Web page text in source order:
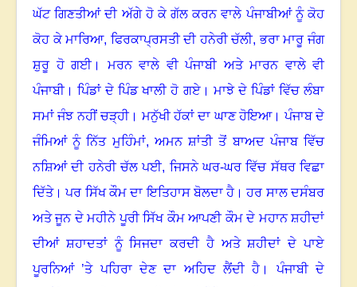
ਘੱਟ ਗਿਣਤੀਆਂ ਦੀ ਅੱਗੇ ਹੋ ਕੇ ਗੱਲ ਕਰਨ ਵਾਲੇ ਪੰਜਾਬੀਆਂ ਨੂੰ ਕੋਹ
ਕੋਹ ਕੇ ਮਾਰਿਆ, ਫਿਰਕਾਪ੍ਰਸਤੀ ਦੀ ਹਨੇਰੀ ਚੱਲੀ,ਭਰਾ ਮਾਰੂ ਜੰਗ
ਸ਼ੁਰੂ ਹੋ ਗਈ। ਮਰਨ ਵਾਲੇ ਵੀ ਪੰਜਾਬੀ ਅਤੇ ਮਾਰਨ ਵਾਲੇ ਵੀ
ਪੰਜਾਬੀ।ਪਿੰਡਾਂ ਦੇ ਪਿੰਡ ਖਾਲੀ ਹੋ ਗਏ। ਮਾਝੇ ਦੇ ਪਿੰਡਾਂ ਵਿੱਚ ਲੰਬਾ
ਸਮਾਂ ਜੰਝ ਨਹੀਂ ਚੜ੍ਹੀ। ਮਨੁੱਖੀ ਹੱਕਾਂ ਦਾ ਘਾਣ ਹੋਇਆ।ਪੰਜਾਬ ਦੇ
ਜੰਮਿਆਂ ਨੂੰ ਨਿੱਤ ਮੁਹਿੰਮਾਂ, ਅਮਨ ਸ਼ਾਂਤੀ ਤੋਂ ਬਾਅਦ ਪੰਜਾਬ ਵਿੱਚ
ਨਸ਼ਿਆਂ ਦੀ ਹਨੇਰੀ ਚੱਲ ਪਈ, ਜਿਸਨੇ ਘਰ-ਘਰ ਵਿੱਚ ਸੱਥਰ ਵਿਛਾ
ਦਿੱਤੇ।ਪਰ ਸਿੱਖ ਕੌਮ ਦਾ ਇਤਿਹਾਸ ਬੋਲਦਾ ਹੈ ।ਹਰ ਸਾਲ ਦਸੰਬਰ
ਅਤੇ ਜੂਨ ਦੇ ਮਹੀਨੇ ਪੂਰੀ ਸਿੱਖ ਕੌਮ ਆਪਣੀ ਕੌਮ ਦੇ ਮਹਾਨ ਸ਼ਹੀਦਾਂ
ਦੀਆਂ ਸ਼ਹਾਦਤਾਂ ਨੂੰ ਸਿਜਦਾ ਕਰਦੀ ਹੈ ਅਤੇ ਸ਼ਹੀਦਾਂ ਦੇ ਪਾਏ
ਪੂਰਨਿਆਂ ’ਤੇ ਪਹਿਰਾ ਦੇਣ ਦਾ ਅਹਿਦ ਲੈਂਦੀ ਹੈ ।ਪੰਜਾਬੀ ਦੇ